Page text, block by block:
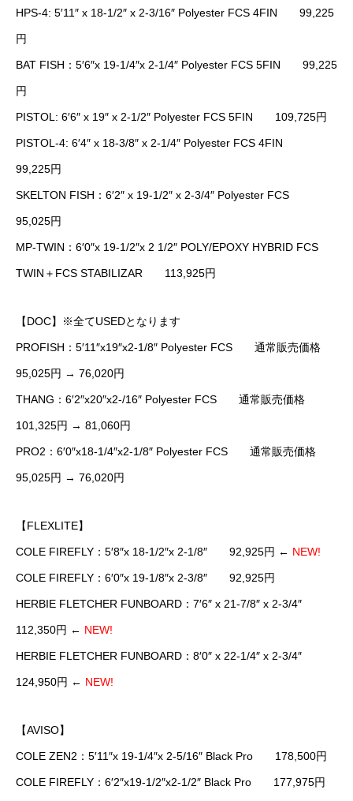
HPS-4: 5′11″ x 18-1/2″ x 2-3/16″ Polyester FCS 4FIN 99,225
円
BAT FISH：5′6″x 19-1/4″x 2-1/4″ Polyester FCS 5FIN 99,225
円
PISTOL: 6′6″ x 19″ x 2-1/2″ Polyester FCS 5FIN 109,725円
PISTOL-4: 6′4″ x 18-3/8″ x 2-1/4″ Polyester FCS 4FIN
99,225円
SKELTON FISH：6′2″ x 19-1/2″ x 2-3/4″ Polyester FCS
95,025円
MP-TWIN：6′0″x 19-1/2″x 2 1/2″ POLY/EPOXY HYBRID FCS
TWIN＋FCS STABILIZAR 113,925円
【DOC】※全てUSEDとなります
PROFISH：5′11″x19″x2-1/8″ Polyester FCS 通常販売価格
95,025円 → 76,020円
THANG：6′2″x20″x2-/16″ Polyester FCS 通常販売価格
101,325円 → 81,060円
PRO2：6′0″x18-1/4″x2-1/8″ Polyester FCS 通常販売価格
95,025円 → 76,020円
【FLEXLITE】
COLE FIREFLY：5′8″x 18-1/2″x 2-1/8″ 92,925円 ← NEW!
COLE FIREFLY：6′0″x 19-1/8″x 2-3/8″ 92,925円
HERBIE FLETCHER FUNBOARD：7′6″ x 21-7/8″ x 2-3/4″
112,350円 ← NEW!
HERBIE FLETCHER FUNBOARD：8′0″ x 22-1/4″ x 2-3/4″
124,950円 ← NEW!
【AVISO】
COLE ZEN2：5′11″x 19-1/4″x 2-5/16″ Black Pro 178,500円
COLE FIREFLY：6′2″x19-1/2″x2-1/2″ Black Pro 177,975円